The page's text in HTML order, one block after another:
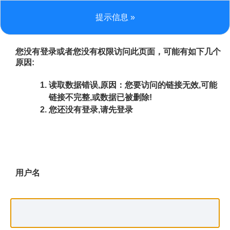
提示信息 »
您没有登录或者您没有权限访问此页面，可能有如下几个
原因:
读取数据错误,原因：您要访问的链接无效,可能
链接不完整,或数据已被删除!
您还没有登录,请先登录
用户名